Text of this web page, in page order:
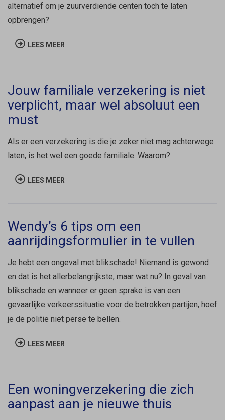
alternatief om je zuurverdiende centen toch te laten
opbrengen?
LEES MEER
Jouw familiale verzekering is niet
verplicht, maar wel absoluut een
must
Als er een verzekering is die je zeker niet mag achterwege
laten, is het wel een goede familiale. Waarom?
LEES MEER
Wendy’s 6 tips om een
aanrijdingsformulier in te vullen
Je hebt een ongeval met blikschade! Niemand is gewond
en dat is het allerbelangrijkste, maar wat nu? In geval van
blikschade en wanneer er geen sprake is van een
gevaarlijke verkeerssituatie voor de betrokken partijen, hoef
je de politie niet perse te bellen.
LEES MEER
Een woningverzekering die zich
aanpast aan je nieuwe thuis